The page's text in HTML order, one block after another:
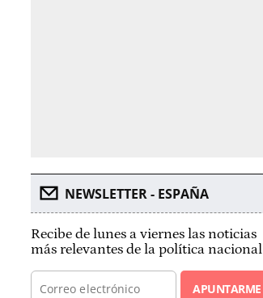
NEWSLETTER - ESPAÑA
Recibe de lunes a viernes las noticias
más relevantes de la política nacional
APUNTARME